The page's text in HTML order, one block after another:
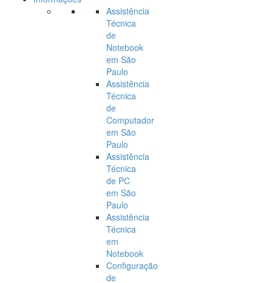
Assistência
Técnica
de
Notebook
em São
Paulo
Assistência
Técnica
de
Computador
em São
Paulo
Assistência
Técnica
de PC
em São
Paulo
Assistência
Técnica
em
Notebook
Configuração
de